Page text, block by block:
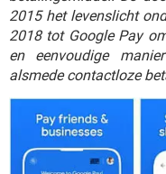
TIKTOK
2015 het levenslicht
2018 tot Google Pay
en eenvoudige
alsmede contactloze